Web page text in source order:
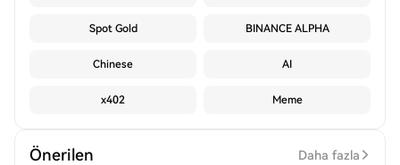
Spot Gold BINANCE ALPHA
Chinese AI
x402 Meme
Önerilen Daha fazla